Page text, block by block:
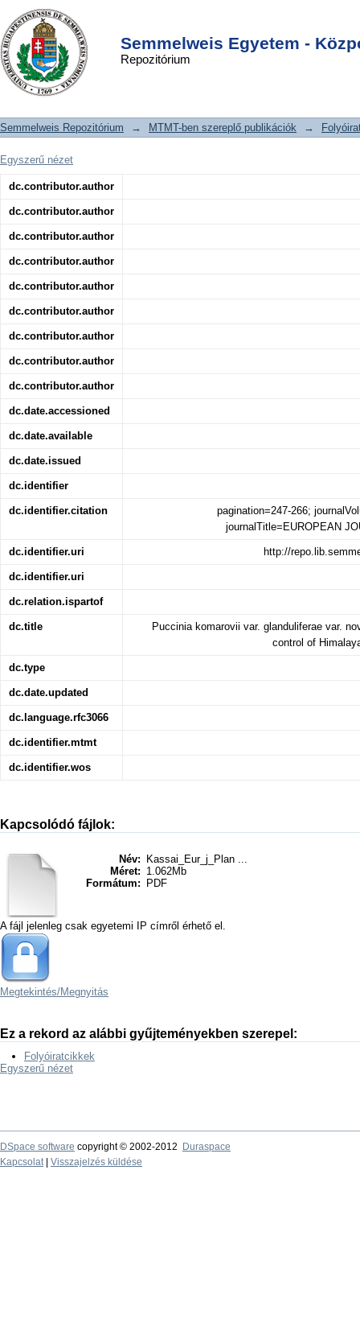
Semmelweis Egyetem -
Repozitórium
Puccinia komarovii var. glanduliferae
var. nov.: a fungal agent for the
biological control of Himalayan
balsam (Impatiens glandulifera)
DSpace/Manakin Repository
Semmelweis Repozitórium → MTMT-ben szereplő publikációk →
Egyszerű nézet
dc.contributor.author
dc.contributor.author
dc.contributor.author
dc.contributor.author
dc.contributor.author
dc.contributor.author
dc.contributor.author
dc.contributor.author
dc.contributor.author
dc.date.accessioned
dc.date.available
dc.date.issued
dc.identifier
dc.identifier.citation
pagination=247-266;
journalTitle=EUROPEAN
dc.identifier.uri http://
dc.identifier.uri
dc.relation.ispartof
dc.title
Puccinia komarovii var. glanduliferae var.
control of
dc.type
dc.date.updated
dc.language.rfc3066
dc.identifier.mtmt
dc.identifier.wos
Kapcsolódó fájlok:
Név:
Kassai_Eur_j_Plan ...
Méret: 1.062Mb
Formátum:
PDF
A fájl jelenleg csak egyetemi IP címről érhető el.
Megtekintés/Megnyitás
Ez a rekord az alábbi gyűjteményekben szerepel:
Folyóiratcikkek
Egyszerű nézet
DSpace software copyright © 2002-2012
Duraspace
Kapcsolat| Visszajelzés küldése